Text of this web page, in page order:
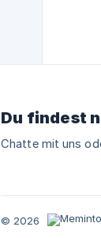
Du findest
Chatte mit uns
© 2026